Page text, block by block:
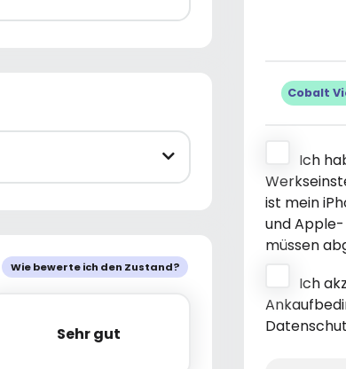
Wie bewerte ich den Zustand?
Sehr gut
Sehr gut
Cobalt
Ich
ist mein
und
müssen
Ich